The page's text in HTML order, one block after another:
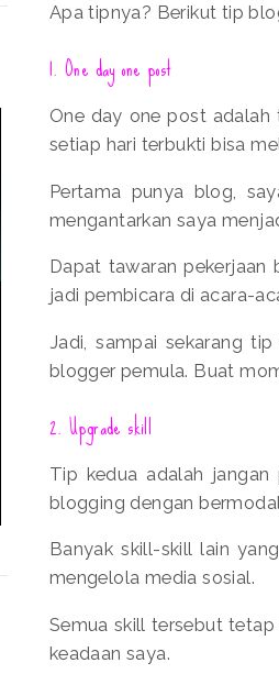
Apa tipnya? Berikut tip
1. One day one post
One day one post adalah
setiap hari terbukti bisa
Pertama punya blog,
mengantarkan saya
Dapat tawaran pekerjaan
jadi pembicara di acara-
Jadi, sampai sekarang
blogger pemula. Buat
2. Upgrade skill
Tip kedua adalah jangan
blogging dengan
Banyak skill-skill lain
mengelola media sosial.
Semua skill tersebut tetap
keadaan saya.